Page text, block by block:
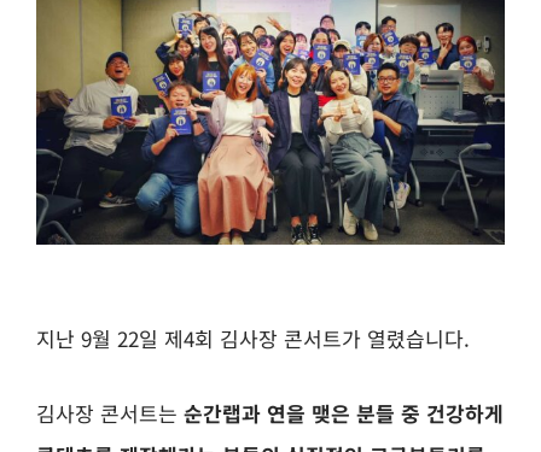
지난 9월 22일 제4회 김사장 콘서트가 열렸습니다.
김사장 콘서트는 순간랩과 연을 맺은 분들 중 건강하게